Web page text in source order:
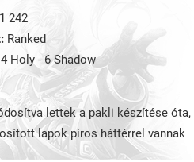
242
Ranked
Holy - 6 Shadow
lettek a pakli készítése óta,
lapok piros háttérrel vannak